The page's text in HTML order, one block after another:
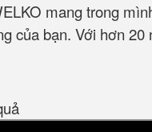
mang trong
của bạn. Với hơn